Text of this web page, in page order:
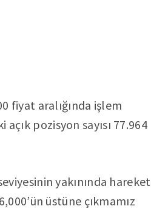
fiyat aralığında işlem
pozisyon sayısı 77.964
yakınında hareket
üstüne çıkmamız